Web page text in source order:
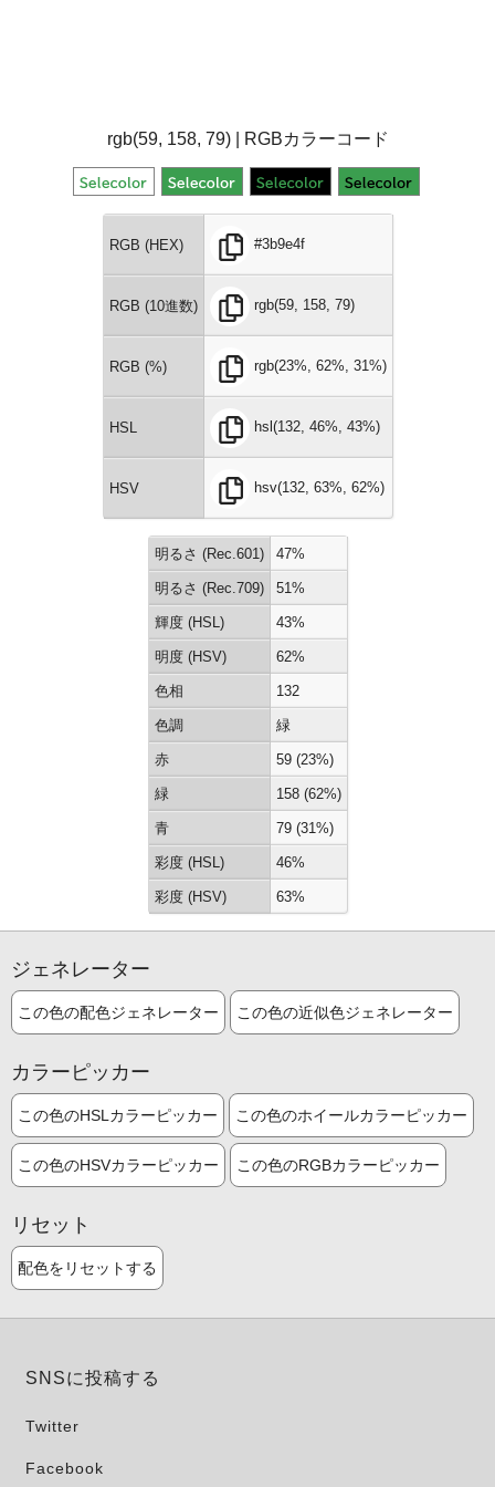
rgb(59, 158, 79) | RGBカラーコード
RGB (HEX) #3b9e4f
RGB (10進数) rgb(59, 158, 79)
RGB (%) rgb(23%, 62%, 31%)
HSL hsl(132, 46%, 43%)
HSV hsv(132, 63%, 62%)
明るさ (Rec.601) 47%
明るさ (Rec.709) 51%
輝度 (HSL) 43%
明度 (HSV) 62%
色相 132
色調 緑
赤 59 (23%)
緑 158 (62%)
青 79 (31%)
彩度 (HSL) 46%
彩度 (HSV) 63%
ジェネレーター
この色の配色ジェネレーター この色の近似色ジェネレーター
カラーピッカー
この色のHSLカラーピッカー この色のホイールカラーピッカー
この色のHSVカラーピッカー この色のRGBカラーピッカー
リセット
配色をリセットする
SNSに投稿する
Twitter
Facebook